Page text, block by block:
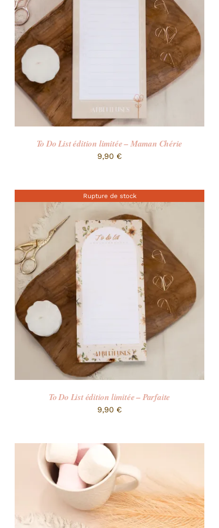
To Do List édition limitée – Maman Chérie
9,90 €
Rupture de stock
To Do List édition limitée – Parfaite
9,90 €